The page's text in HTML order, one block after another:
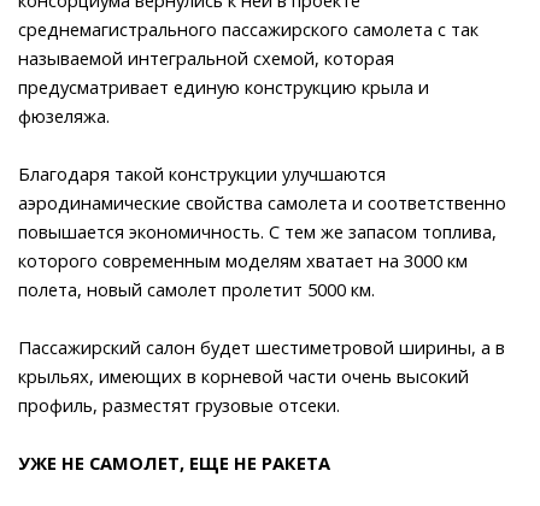
среднемагистрального пассажирского самолета с так
называемой интегральной схемой, которая
предусматривает единую конструкцию крыла и
фюзеляжа.
Благодаря такой конструкции улучшаются
аэродинамические свойства самолета и соответственно
повышается экономичность. С тем же запасом топлива,
которого современным моделям хватает на 3000 км
полета, новый самолет пролетит 5000 км.
Пассажирский салон будет шестиметровой ширины, а в
крыльях, имеющих в корневой части очень высокий
профиль, разместят грузовые отсеки.
УЖЕ НЕ САМОЛЕТ, ЕЩЕ НЕ РАКЕТА